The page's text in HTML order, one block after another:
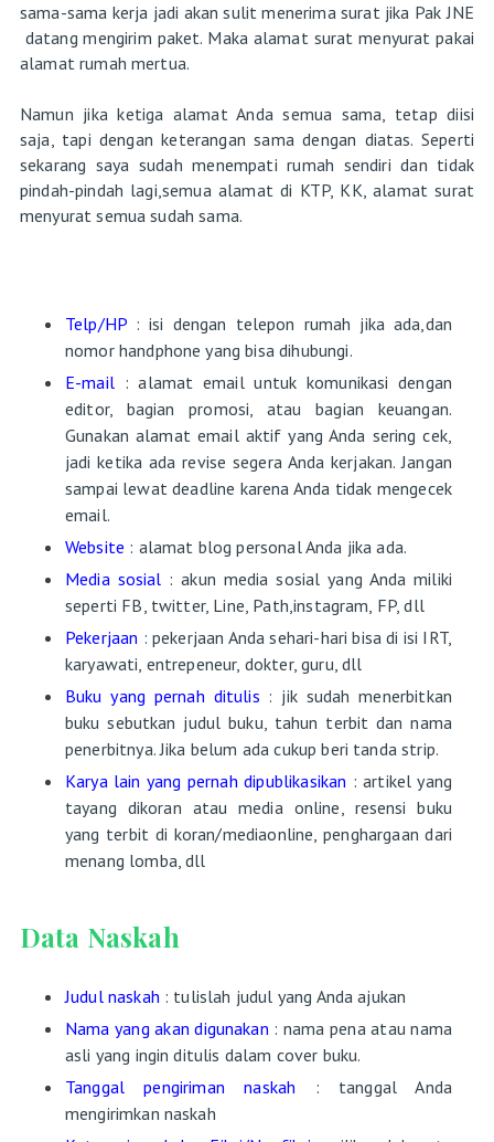
sama-sama kerja jadi akan sulit menerima surat jika Pak JNE
datang mengirim paket. Maka alamat surat menyurat pakai
alamat rumah mertua.
Namun jika ketiga alamat Anda semua sama, tetap diisi
saja, tapi dengan keterangan sama dengan diatas. Seperti
sekarang saya sudah menempati rumah sendiri dan tidak
pindah-pindah lagi,semua alamat di KTP, KK, alamat surat
menyurat semua sudah sama.
Telp/HP : isi dengan telepon rumah jika ada,dan
nomor handphone yang bisa dihubungi.
E-mail : alamat email untuk komunikasi dengan
editor, bagian promosi, atau bagian keuangan.
Gunakan alamat email aktif yang Anda sering cek,
jadi ketika ada revise segera Anda kerjakan. Jangan
sampai lewat deadline karena Anda tidak mengecek
email.
Website : alamat blog personal Anda jika ada.
Media sosial : akun media sosial yang Anda miliki
seperti FB, twitter, Line, Path,instagram, FP, dll
Pekerjaan : pekerjaan Anda sehari-hari bisa di isi IRT,
karyawati, entrepeneur, dokter, guru, dll
Buku yang pernah ditulis : jik sudah menerbitkan
buku sebutkan judul buku, tahun terbit dan nama
penerbitnya. Jika belum ada cukup beri tanda strip.
Karya lain yang pernah dipublikasikan : artikel yang
tayang dikoran atau media online, resensi buku
yang terbit di koran/mediaonline, penghargaan dari
menang lomba, dll
Data Naskah
Judul naskah : tulislah judul yang Anda ajukan
Nama yang akan digunakan : nama pena atau nama
asli yang ingin ditulis dalam cover buku.
Tanggal pengiriman naskah : tanggal Anda
mengirimkan naskah